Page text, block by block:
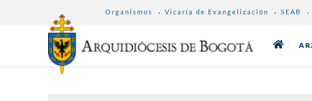
MENU
Organismos Vicaría de Evangelización SEAB